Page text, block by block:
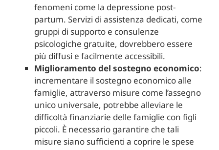
fenomeni come la depressione post-
partum. Servizi di assistenza dedicati, come
gruppi di supporto e consulenze
psicologiche gratuite, dovrebbero essere
più diffusi e facilmente accessibili.
Miglioramento del sostegno economico:
incrementare il sostegno economico alle
famiglie, attraverso misure come l’assegno
unico universale, potrebbe alleviare le
difficoltà finanziarie delle famiglie con figli
piccoli. È necessario garantire che tali
misure siano sufficienti a coprire le spese